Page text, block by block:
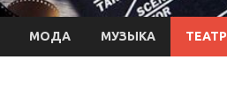
МОДА МУЗЫКА ТЕАТР